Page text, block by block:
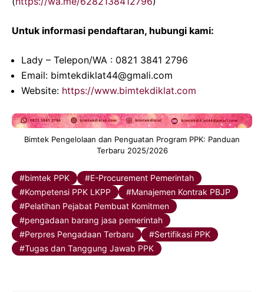
Untuk informasi pendaftaran, hubungi kami:
Lady – Telepon/WA : 0821 3841 2796
Email: bimtekdiklat44@gmali.com
Website: https://www.bimtekdiklat.com
Bimtek Pengelolaan dan Penguatan Program PPK: Panduan
Terbaru 2025/2026
bimtek PPK
E-Procurement Pemerintah
Kompetensi PPK LKPP
Manajemen Kontrak PBJP
Pelatihan Pejabat Pembuat Komitmen
pengadaan barang jasa pemerintah
Perpres Pengadaan Terbaru
Sertifikasi PPK
Tugas dan Tanggung Jawab PPK